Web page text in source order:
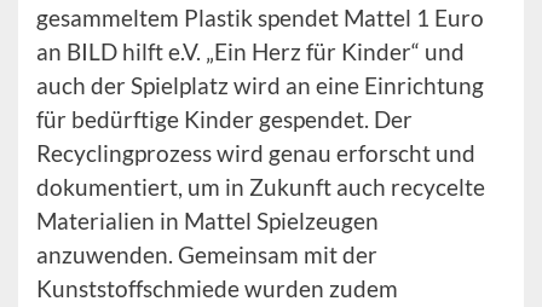
gesammeltem Plastik spendet Mattel 1 Euro
an BILD hilft e.V. „Ein Herz für Kinder“ und
auch der Spielplatz wird an eine Einrichtung
für bedürftige Kinder gespendet. Der
Recyclingprozess wird genau erforscht und
dokumentiert, um in Zukunft auch recycelte
Materialien in Mattel Spielzeugen
anzuwenden. Gemeinsam mit der
Kunststoffschmiede wurden zudem